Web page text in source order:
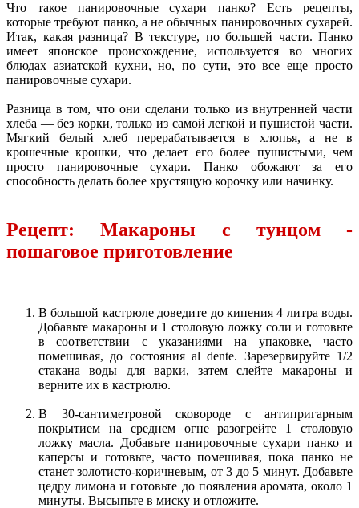
Что такое панировочные сухари панко? Есть рецепты,
которые требуют панко, а не обычных панировочных сухарей.
Итак, какая разница? В текстуре, по большей части. Панко
имеет японское происхождение, используется во многих
блюдах азиатской кухни, но, по сути, это все еще просто
панировочные сухари.
Разница в том, что они сделани только из внутренней части
хлеба — без корки, только из самой легкой и пушистой части.
Мягкий белый хлеб перерабатывается в хлопья, а не в
крошечные крошки, что делает его более пушистыми, чем
просто панировочные сухари. Панко обожают за его
способность делать более хрустящую корочку или начинку.
Рецепт: Макароны с тунцом -
пошаговое приготовление
В большой кастрюле доведите до кипения 4 литра воды.
Добавьте макароны и 1 столовую ложку соли и готовьте
в соответствии с указаниями на упаковке, часто
помешивая, до состояния al dente. Зарезервируйте 1/2
стакана воды для варки, затем слейте макароны и
верните их в кастрюлю.
В 30-сантиметровой сковороде с антипригарным
покрытием на среднем огне разогрейте 1 столовую
ложку масла. Добавьте панировочные сухари панко и
каперсы и готовьте, часто помешивая, пока панко не
станет золотисто-коричневым, от 3 до 5 минут. Добавьте
цедру лимона и готовьте до появления аромата, около 1
минуты. Высыпьте в миску и отложите.